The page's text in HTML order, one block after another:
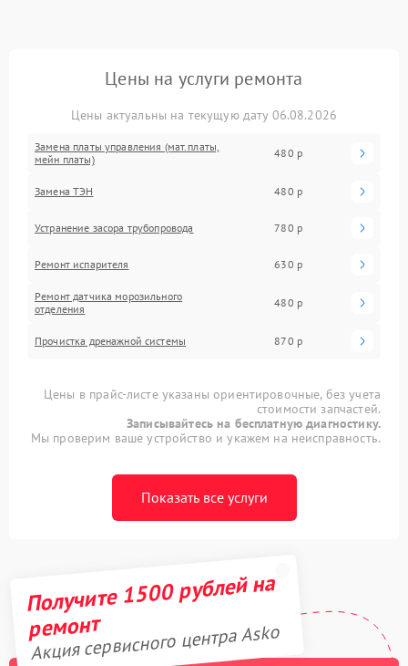
Цены на услуги ремонта
Цены актуальны на текущую дату 06.08.2026
Замена платы управления (мат.платы,
мейн платы)
480 р
Замена ТЭН 480 р
Устранение засора трубопровода 780 р
Ремонт испарителя 630 р
Ремонт датчика морозильного
отделения
480 р
Прочистка дренажной системы 870 р
Цены в прайс-листе указаны ориентировочные, без учета
стоимости запчастей.
Записывайтесь на бесплатную диагностику.
Мы проверим ваше устройство и укажем на неисправность.
Показать все услуги
Получите 1500 рублей на
ремонт
Акция сервисного центра Asko